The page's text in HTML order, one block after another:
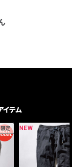
イテム
限定 NEW